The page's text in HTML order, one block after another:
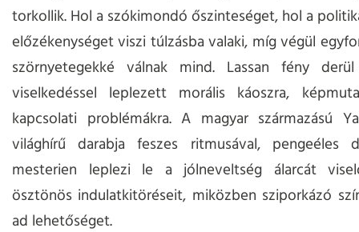
torkollik. Hol a szókimondó őszinteséget, hol a
előzékenységet viszi túlzásba valaki, míg végül
szörnyetegekké válnak mind. Lassan fény
viselkedéssel leplezett morális káoszra,
kapcsolati problémákra. A magyar származású
világhírű darabja feszes ritmusával, pengeéles
mesterien leplezi le a jólneveltség álarcát
ösztönös indulatkitöréseit, miközben sziporkázó
ad lehetőséget.